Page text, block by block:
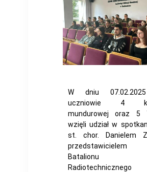
W dniu
uczniowie 4
mundurowej oraz 5
wzięli udział w
st. chor. Danielem
Batalionu